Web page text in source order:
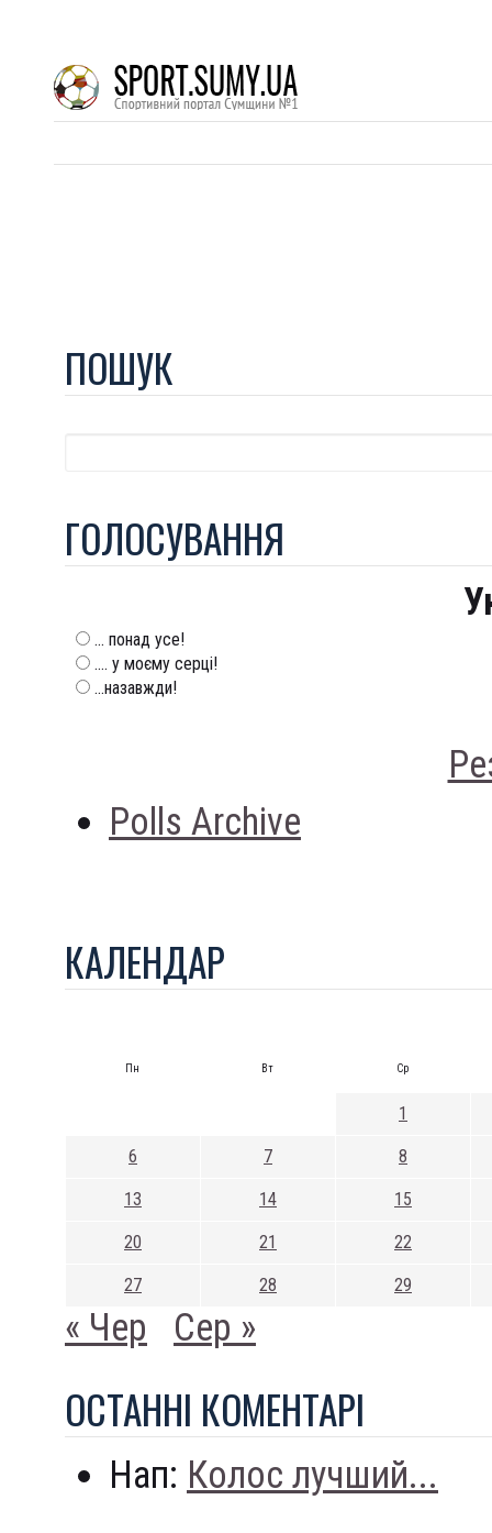
ПОШУК
ГОЛОСУВАННЯ
... понад усе!
.... у моєму серці!
...назавжди!
Polls Archive
КАЛЕНДАР
Пн Вт Ср
1
6 7 8
13 14 15
20 21 22
27 28 29
« Чер Сер »
ОСТАННI КОМЕНТАРI
Нап: Колос лучший...